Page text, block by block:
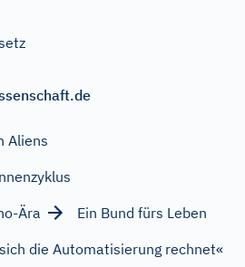
Aliens
Ära
Ein Bund fürs Leben
die Automatisierung rechnet«